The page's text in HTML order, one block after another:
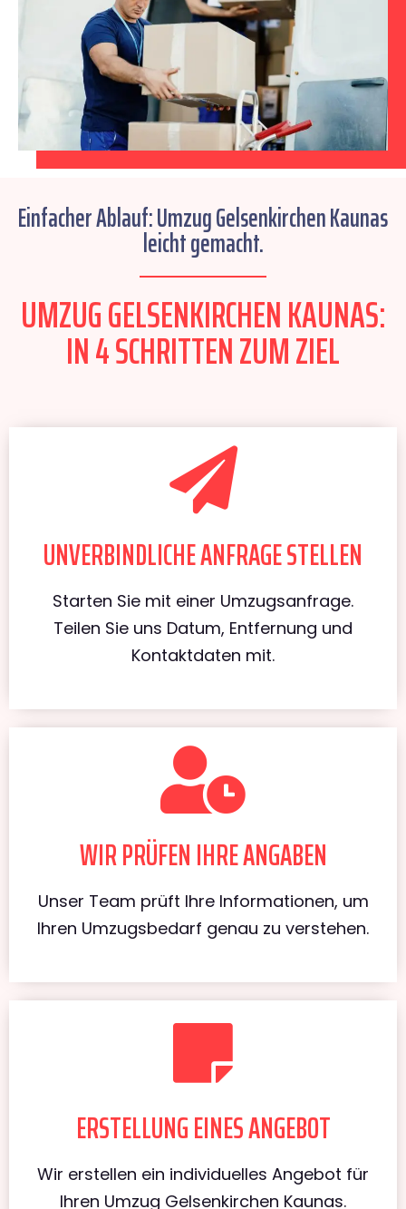
Einfacher Ablauf: Umzug Gelsenkirchen Kaunas
leicht gemacht.
UMZUG GELSENKIRCHEN KAUNAS:
IN 4 SCHRITTEN ZUM ZIEL
UNVERBINDLICHE ANFRAGE STELLEN
Starten Sie mit einer Umzugsanfrage.
Teilen Sie uns Datum, Entfernung und
Kontaktdaten mit.
WIR PRÜFEN IHRE ANGABEN
Unser Team prüft Ihre Informationen, um
Ihren Umzugsbedarf genau zu verstehen.
ERSTELLUNG EINES ANGEBOT
Wir erstellen ein individuelles Angebot für
Ihren Umzug Gelsenkirchen Kaunas.